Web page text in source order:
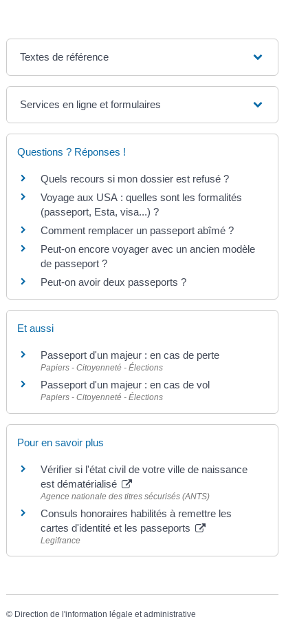
Textes de référence
Services en ligne et formulaires
Questions ? Réponses !
Quels recours si mon dossier est refusé ?
Voyage aux USA : quelles sont les formalités
(passeport, Esta, visa...) ?
Comment remplacer un passeport abîmé ?
Peut-on encore voyager avec un ancien modèle
de passeport ?
Peut-on avoir deux passeports ?
Et aussi
Passeport d'un majeur : en cas de perte
Papiers - Citoyenneté - Élections
Passeport d'un majeur : en cas de vol
Papiers - Citoyenneté - Élections
Pour en savoir plus
Vérifier si l'état civil de votre ville de naissance
est dématérialisé
Agence nationale des titres sécurisés (ANTS)
Consuls honoraires habilités à remettre les
cartes d'identité et les passeports
Legifrance
© Direction de l'information légale et administrative